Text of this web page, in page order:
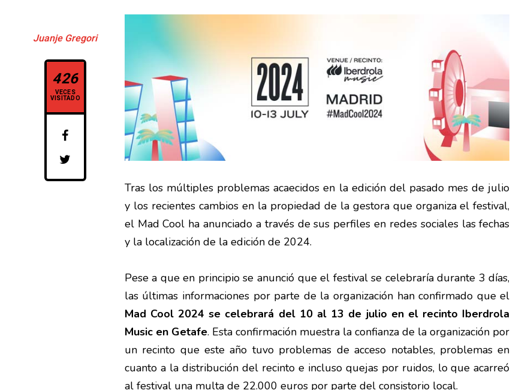
Juanje Gregori
426
VECES
VISITADO
Tras los múltiples problemas acaecidos en la edición del pasado mes de julio
y los recientes cambios en la propiedad de la gestora que organiza el festival,
el Mad Cool ha anunciado a través de sus perfiles en redes sociales las fechas
y la localización de la edición de 2024.
Pese a que en principio se anunció que el festival se celebraría durante 3 días,
las últimas informaciones por parte de la organización han confirmado que el
Mad Cool 2024 se celebrará del 10 al 13 de julio en el recinto Iberdrola
Music en Getafe. Esta confirmación muestra la confianza de la organización por
un recinto que este año tuvo problemas de acceso notables, problemas en
cuanto a la distribución del recinto e incluso quejas por ruidos, lo que acarreó
al festival una multa de 22.000 euros por parte del consistorio local.